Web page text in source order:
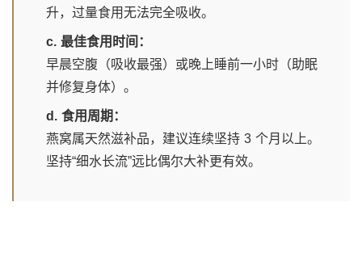
升，过量食用无法完全吸收。
c. 最佳食用时间：
早晨空腹（吸收最强）或晚上睡前一小时（助眠
并修复身体）。
d. 食用周期：
燕窝属天然滋补品，建议连续坚持 3 个月以上。
坚持“细水长流”远比偶尔大补更有效。